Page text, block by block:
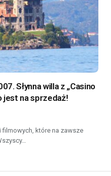
Słynna willa z „Casino
jest na sprzedaż!
filmowych, które na zawsze